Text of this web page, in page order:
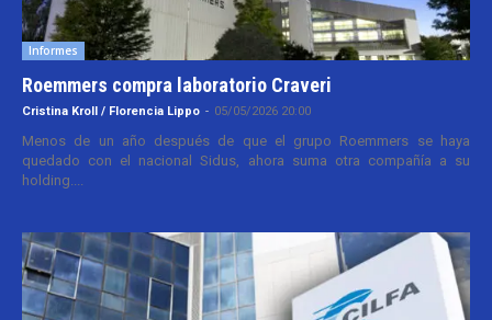
Informes
Roemmers compra laboratorio Craveri
Cristina Kroll / Florencia Lippo - 05/05/2026 20:00
Menos de un año después de que el grupo Roemmers se haya
quedado con el nacional Sidus, ahora suma otra compañía a su
holding....